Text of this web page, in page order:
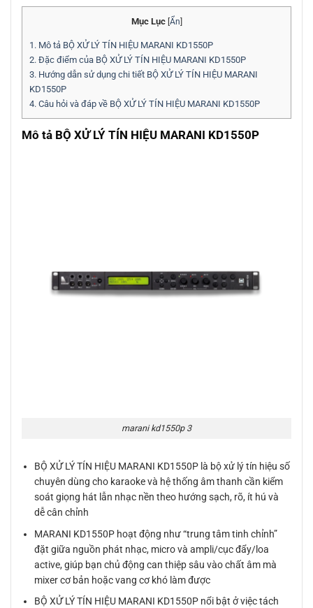
Mục Lục [Ẩn]
1. Mô tả BỘ XỬ LÝ TÍN HIỆU MARANI KD1550P
2. Đặc điểm của BỘ XỬ LÝ TÍN HIỆU MARANI KD1550P
3. Hướng dẫn sử dụng chi tiết BỘ XỬ LÝ TÍN HIỆU MARANI
KD1550P
4. Câu hỏi và đáp về BỘ XỬ LÝ TÍN HIỆU MARANI KD1550P
Mô tả BỘ XỬ LÝ TÍN HIỆU MARANI KD1550P
marani kd1550p 3
BỘ XỬ LÝ TÍN HIỆU MARANI KD1550P là bộ xử lý tín hiệu số
chuyên dùng cho karaoke và hệ thống âm thanh cần kiểm
soát giọng hát lẫn nhạc nền theo hướng sạch, rõ, ít hú và
dễ cân chỉnh
MARANI KD1550P hoạt động như “trung tâm tinh chỉnh”
đặt giữa nguồn phát nhạc, micro và ampli/cục đẩy/loa
active, giúp bạn chủ động can thiệp sâu vào chất âm mà
mixer cơ bản hoặc vang cơ khó làm được
BỘ XỬ LÝ TÍN HIỆU MARANI KD1550P nổi bật ở việc tách